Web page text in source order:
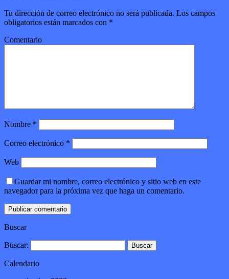
Tu dirección de correo electrónico no será publicada. Los campos
obligatorios están marcados con *
Comentario
Nombre *
Correo electrónico *
Web
Guardar mi nombre, correo electrónico y sitio web en este
navegador para la próxima vez que haga un comentario.
Buscar
Buscar:
Calendario